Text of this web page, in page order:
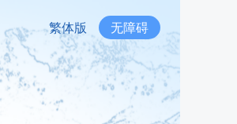
繁体版 无障碍